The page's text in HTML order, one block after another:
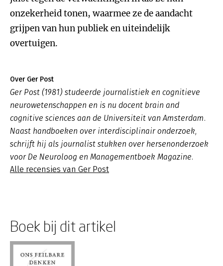
onzekerheid tonen, waarmee ze de aandacht
grijpen van hun publiek en uiteindelijk
overtuigen.
Over Ger Post
Ger Post (1981) studeerde journalistiek en cognitieve
neurowetenschappen en is nu docent brain and
cognitive sciences aan de Universiteit van Amsterdam.
Naast handboeken over interdisciplinair onderzoek,
schrijft hij als journalist stukken over hersenonderzoek
voor De Neuroloog en Managementboek Magazine.
Alle recensies van Ger Post
Boek bij dit artikel